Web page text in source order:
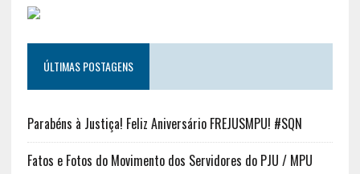
ÚLTIMAS POSTAGENS
Parabéns à Justiça! Feliz Aniversário FREJUSMPU! #SQN
Fatos e Fotos do Movimento dos Servidores do PJU / MPU